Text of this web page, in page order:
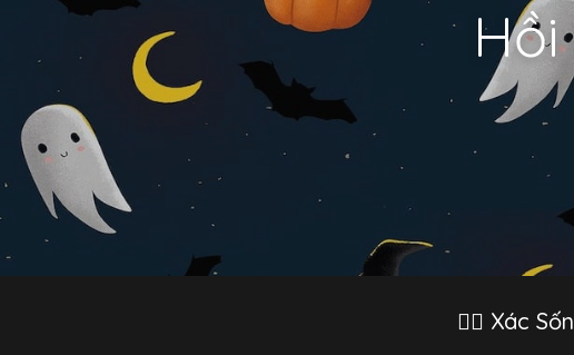
🧟‍♀️ Xác